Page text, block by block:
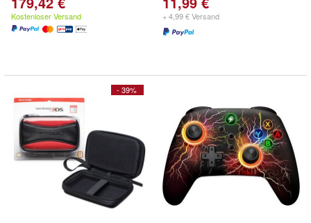
Kostenloser Versand + 4,99 € Versand
- 39%